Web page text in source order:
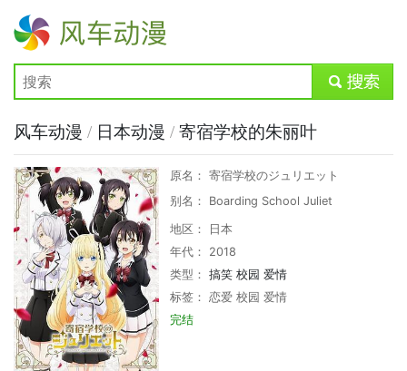
风车动漫
submit
风车动漫 / 日本动漫 / 寄宿学校的朱丽叶
原名： 寄宿学校のジュリエット
别名： Boarding School Juliet
地区： 日本
年代： 2018
类型：搞笑 校园 爱情
标签：恋爱 校园 爱情
完结